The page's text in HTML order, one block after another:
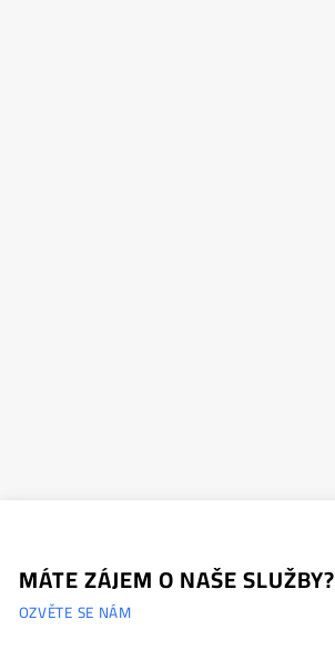
MÁTE ZÁJEM O NAŠE SLUŽBY?
OZVĚTE SE NÁM